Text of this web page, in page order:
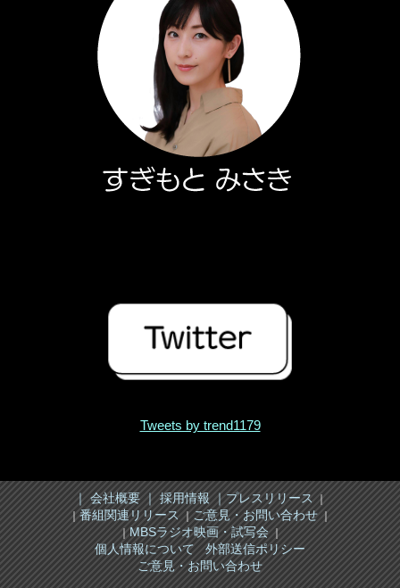
Tweets by trend1179
｜ 会社概要 ｜採用情報 ｜プレスリリース｜
｜番組関連リリース｜ご意見・お問い合わせ｜
｜MBSラジオ映画・試写会｜
個人情報について
外部送信ポリシー
ご意見・お問い合わせ